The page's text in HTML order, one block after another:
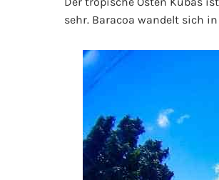
sehr. Baracoa wandelt sich